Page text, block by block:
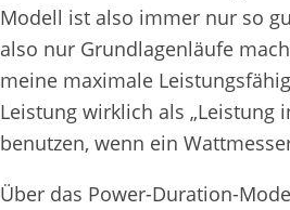
Modell ist also immer nur so
also nur Grundlagenläufe
meine maximale
Leistung wirklich als „Leistung
benutzen, wenn ein
Über das Power-Duration-